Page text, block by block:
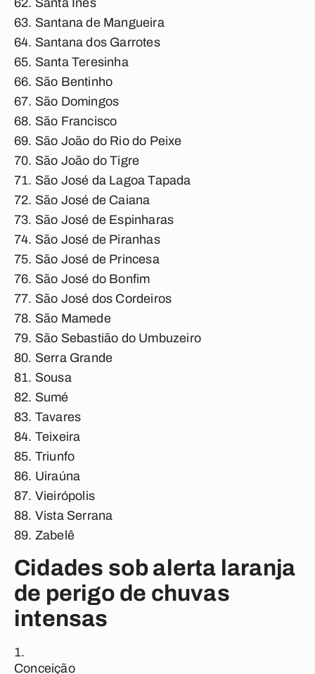
Santa Inês
Santana de Mangueira
Santana dos Garrotes
Santa Teresinha
São Bentinho
São Domingos
São Francisco
São João do Rio do Peixe
São João do Tigre
São José da Lagoa Tapada
São José de Caiana
São José de Espinharas
São José de Piranhas
São José de Princesa
São José do Bonfim
São José dos Cordeiros
São Mamede
São Sebastião do Umbuzeiro
Serra Grande
Sousa
Sumé
Tavares
Teixeira
Triunfo
Uiraúna
Vieirópolis
Vista Serrana
Zabelê
Cidades sob alerta laranja
de perigo de chuvas
intensas
Conceição